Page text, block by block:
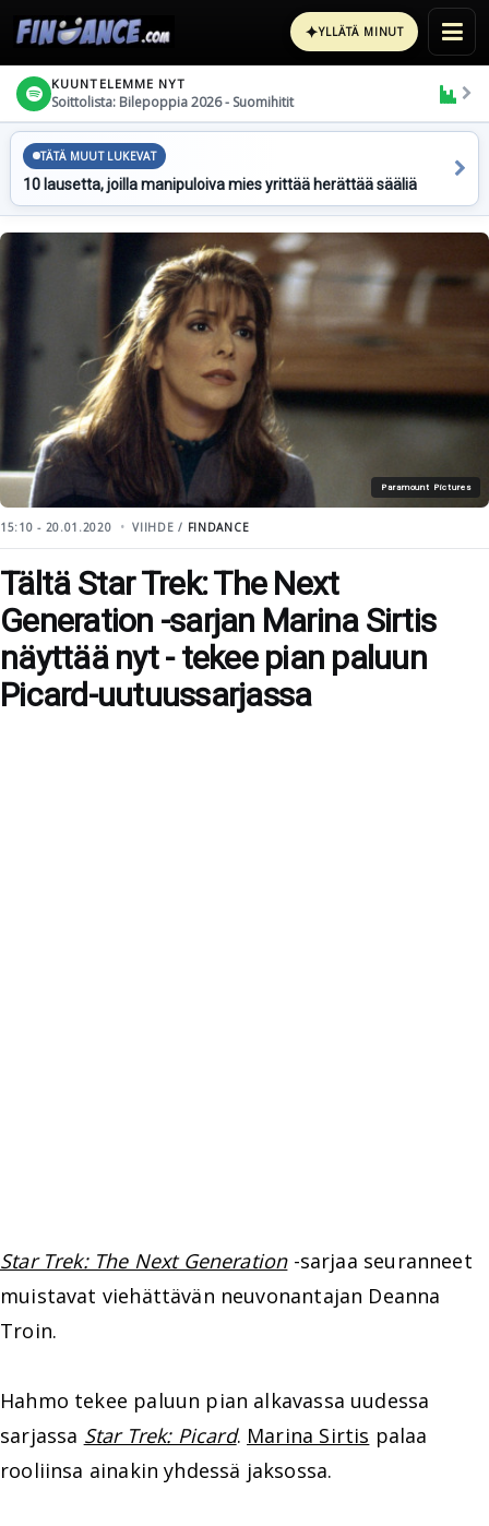
✦YLLÄTÄ MINUT
KUUNTELEMME NYT
Soittolista: Bilepoppia 2026 - Suomihitit
TÄTÄ MUUT LUKEVAT
10 lausetta, joilla manipuloiva mies yrittää herättää sääliä
Paramount Pictures
15:10 - 20.01.2020 VIIHDE / FINDANCE
Tältä Star Trek: The Next
Generation -sarjan Marina Sirtis
näyttää nyt - tekee pian paluun
Picard-uutuussarjassa
Star Trek: The Next Generation-sarjaa seuranneet
muistavat viehättävän neuvonantajan Deanna
Troin.
Hahmo tekee paluun pian alkavassa uudessa
sarjassa Star Trek: Picard. Marina Sirtis palaa
rooliinsa ainakin yhdessä jaksossa.